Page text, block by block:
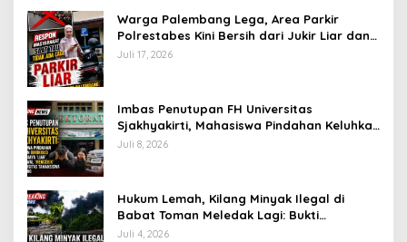
Warga Palembang Lega, Area Parkir
Polrestabes Kini Bersih dari Jukir Liar dan
Gratis
Juli 17, 2026
Imbas Penutupan FH Universitas
Sjakhyakirti, Mahasiswa Pindahan Keluhkan
Birokrasi Ruwet di Universitas Tamansiswa
Juli 8, 2026
Hukum Lemah, Kilang Minyak Ilegal di
Babat Toman Meledak Lagi: Bukti
Penertiban Polda Sumsel Hanya ‘Lip
Juli 4, 2026